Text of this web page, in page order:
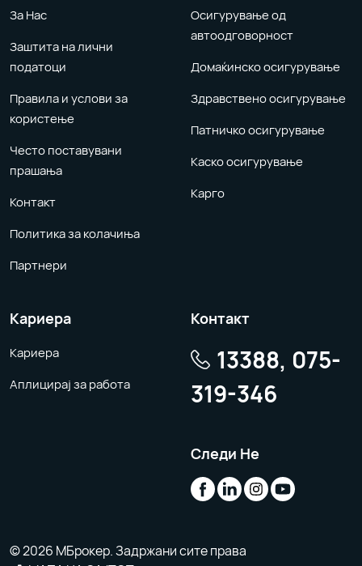
За Нас
Заштита на лични
податоци
Правила и услови за
користење
Често поставувани
прашања
Контакт
Политика за колачиња
Партнери
Осигурување од
автоодговорност
Домаќинско осигурување
Здравствено осигурување
Патничко осигурување
Каско осигурување
Карго
Кариера
Кариера
Аплицирај за работа
Контакт
13388, 075-
319-346
Следи Не
© 2026 МБрокер. Задржани сите права